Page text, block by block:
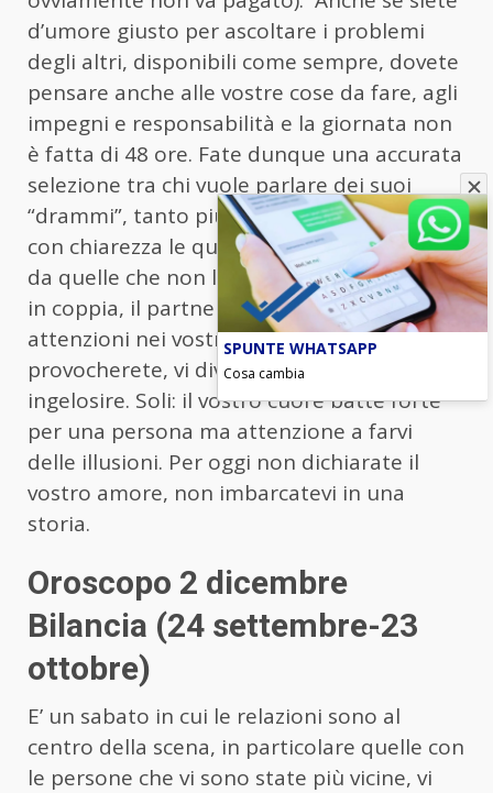
d’umore giusto per ascoltare i problemi
degli altri, disponibili come sempre, dovete
pensare anche alle vostre cose da fare, agli
impegni e responsabilità e la giornata non
è fatta di 48 ore. Fate dunque una accurata
selezione tra chi vuole parlare dei suoi
“drammi”, tanto più che sapete distinguere
con chiarezza le questioni veramente serie
da quelle che non lo sono affatto.Amore:
in coppia, il partner potrebbe avere poche
attenzioni nei vostri confronti e lo
provocherete, vi divertirete a farlo
ingelosire. Soli: il vostro cuore batte forte
per una persona ma attenzione a farvi
delle illusioni. Per oggi non dichiarate il
vostro amore, non imbarcatevi in una
storia.
Oroscopo 2 dicembre
Bilancia (24 settembre-23
ottobre)
E’ un sabato in cui le relazioni sono al
centro della scena, in particolare quelle con
le persone che vi sono state più vicine, vi
SPUNTE WHATSAPP
Cosa cambia